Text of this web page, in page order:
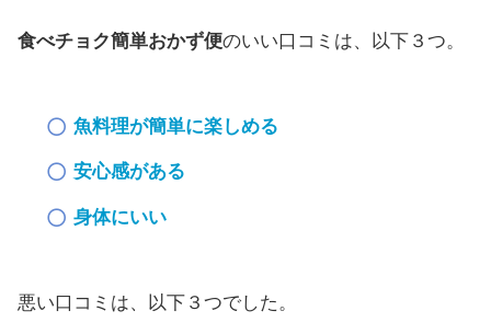
食べチョク簡単おかず便のいい口コミは、以下３つ。
魚料理が簡単に楽しめる
安心感がある
身体にいい
悪い口コミは、以下３つでした。